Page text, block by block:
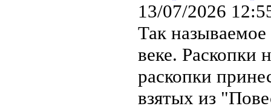
13/07/2026
Так
веке. Раскопки
раскопки
взятых из